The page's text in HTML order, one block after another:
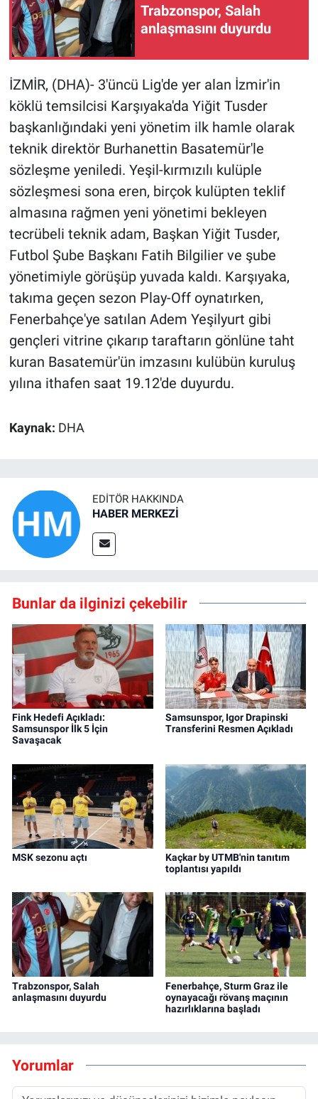
Trabzonspor, Salah
anlaşmasını duyurdu
İZMİR, (DHA)- 3'üncü Lig'de yer alan İzmir'in
köklü temsilcisi Karşıyaka'da Yiğit Tusder
başkanlığındaki yeni yönetim ilk hamle olarak
teknik direktör Burhanettin Basatemür'le
sözleşme yeniledi. Yeşil-kırmızılı kulüple
sözleşmesi sona eren, birçok kulüpten teklif
almasına rağmen yeni yönetimi bekleyen
tecrübeli teknik adam, Başkan Yiğit Tusder,
Futbol Şube Başkanı Fatih Bilgilier ve şube
yönetimiyle görüşüp yuvada kaldı. Karşıyaka,
takıma geçen sezon Play-Off oynatırken,
Fenerbahçe'ye satılan Adem Yeşilyurt gibi
gençleri vitrine çıkarıp taraftarın gönlüne taht
kuran Basatemür'ün imzasını kulübün kuruluş
yılına ithafen saat 19.12'de duyurdu.
Kaynak: DHA
EDITÖR HAKKINDA
HABER MERKEZİ
Bunlar da ilginizi çekebilir
Fink Hedefi Açıkladı:
Samsunspor İlk 5 İçin
Savaşacak
Samsunspor, Igor Drapinski
Transferini Resmen Açıkladı
MSK sezonu açtı
Kaçkar by UTMB'nin tanıtım
toplantısı yapıldı
Trabzonspor, Salah
anlaşmasını duyurdu
Fenerbahçe, Sturm Graz ile
oynayacağı rövanş maçının
hazırlıklarına başladı
Yorumlar